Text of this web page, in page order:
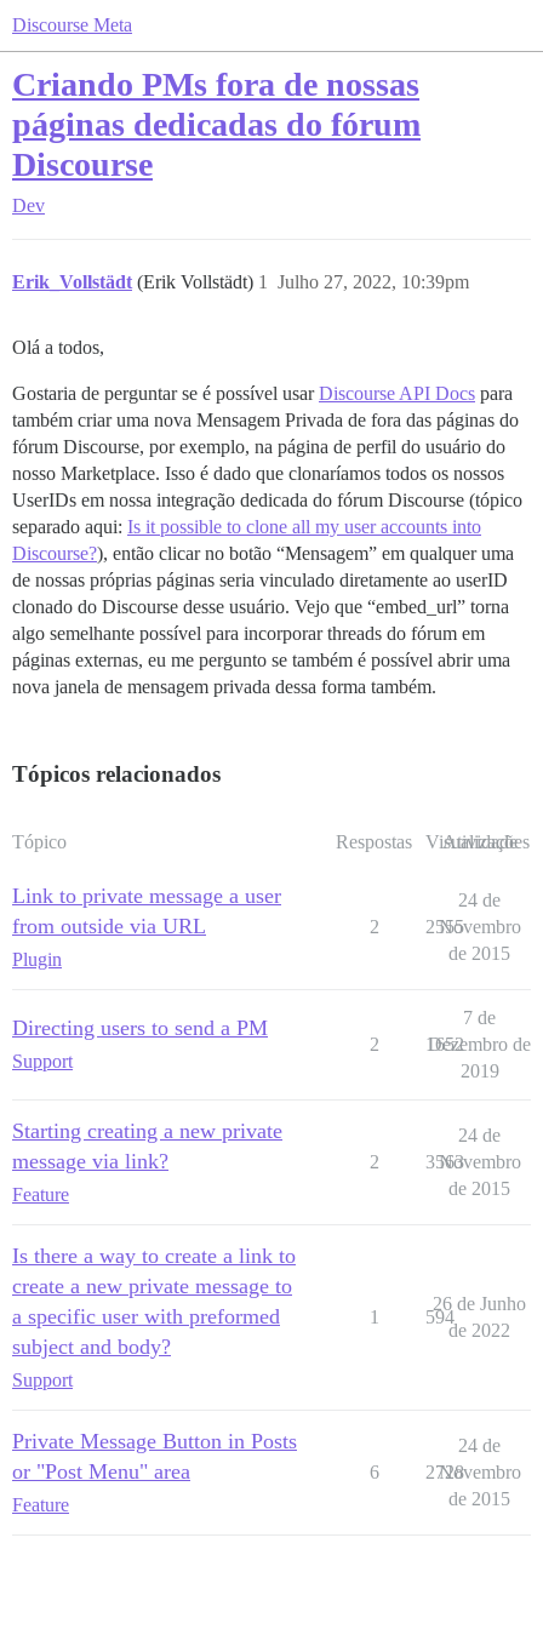
Discourse Meta
Criando PMs fora de nossas
páginas dedicadas do fórum
Discourse
Dev
Erik_Vollstädt (Erik Vollstädt) Julho 27, 2022, 10:39pm
1
Olá a todos,
Gostaria de perguntar se é possível usarDiscourse API Docs para
também criar uma nova Mensagem Privada de fora das páginas do
fórum Discourse, por exemplo, na página de perfil do usuário do
nosso Marketplace. Isso é dado que clonaríamos todos os nossos
UserIDs em nossa integração dedicada do fórum Discourse (tópico
separado aqui: Is it possible to clone all my user accounts into
Discourse?), então clicar no botão “Mensagem” em qualquer uma
de nossas próprias páginas seria vinculado diretamente ao userID
clonado do Discourse desse usuário. Vejo que “embed_url” torna
algo semelhante possível para incorporar threads do fórum em
páginas externas, eu me pergunto se também é possível abrir uma
nova janela de mensagem privada dessa forma também.
Tópicos relacionados
Tópico Respostas Visualizações
Atividade
Link to private message a user
from outside via URL
Plugin
2 2555
24 de
Novembro
de 2015
Directing users to send a PM
Support
2 1652
7 de
Dezembro de
2019
Starting creating a new private
message via link?
Feature
2 3563
24 de
Novembro
de 2015
Is there a way to create a link to
create a new private message to
a specific user with preformed
subject and body?
Support
1 594
26 de Junho
de 2022
Private Message Button in Posts
or "Post Menu" area
Feature
6 2728
24 de
Novembro
de 2015